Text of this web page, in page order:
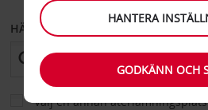
HÄMTA FRÅN
Välj en annan återlämningsplats
HANTERA
GODKÄNN OCH